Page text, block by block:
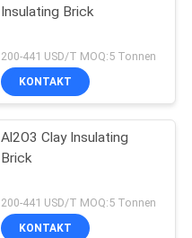
Insulating Brick
200-441 USD/T MOQ:5 Tonnen
KONTAKT
Al2O3 Clay Insulating
Brick
200-441 USD/T MOQ:5 Tonnen
KONTAKT